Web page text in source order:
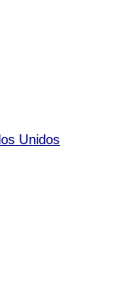
Unidos